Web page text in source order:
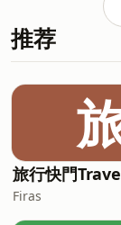
故
命最
有益
通哦
嚴法
聖
醒大
欲望
量布
才是
有益
陳品文 ※《聖嚴法師自在語》
沒
推荐
旅行快門
Firas